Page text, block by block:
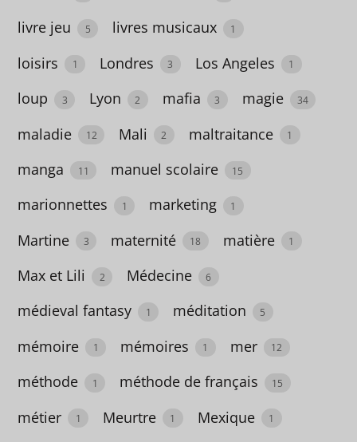
10
essai
11
Etats-
ethnologie
2
Europe
exil
livre jeu 5 livres musicaux 1
loisirs 1 Londres 3 Los Angeles 1
loup 3 Lyon 2 mafia 3 magie 34
maladie 12 Mali 2 maltraitance 1
manga 11 manuel scolaire 15
marionnettes 1 marketing 1
Martine 3 maternité 18 matière 1
Max et Lili 2 Médecine 6
médieval fantasy 1 méditation 5
mémoire 1 mémoires 1 mer 12
méthode 1 méthode de français 15
métier 1 Meurtre 1 Mexique 1